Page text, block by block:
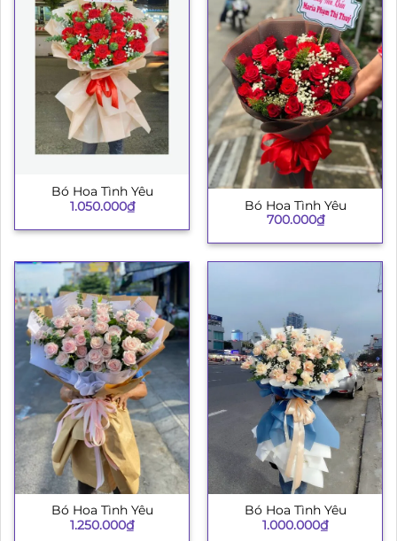
Bó Hoa Tình Yêu
1.050.000₫
Bó Hoa Tình Yêu
700.000₫
Bó Hoa Tình Yêu
1.250.000₫
Bó Hoa Tình Yêu
1.000.000₫